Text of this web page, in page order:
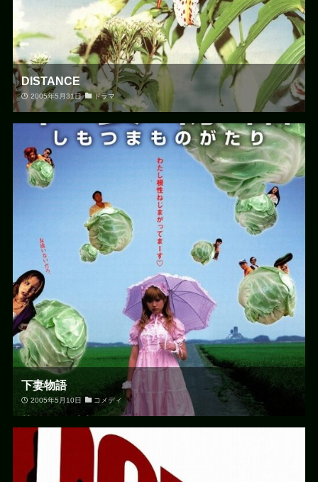
DISTANCE
2005年5月31日 ドラマ
下妻物語
2005年5月10日 コメディ